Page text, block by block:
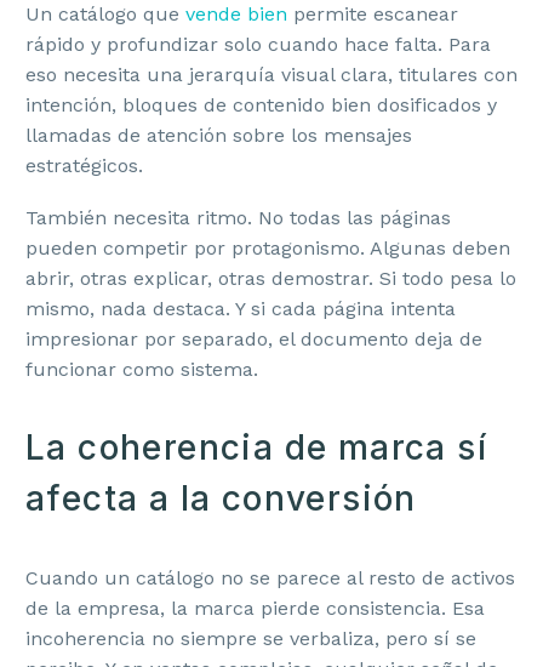
Un catálogo que vende bien permite escanear
rápido y profundizar solo cuando hace falta. Para
eso necesita una jerarquía visual clara, titulares con
intención, bloques de contenido bien dosificados y
llamadas de atención sobre los mensajes
estratégicos.
También necesita ritmo. No todas las páginas
pueden competir por protagonismo. Algunas deben
abrir, otras explicar, otras demostrar. Si todo pesa lo
mismo, nada destaca. Y si cada página intenta
impresionar por separado, el documento deja de
funcionar como sistema.
La coherencia de marca sí
afecta a la conversión
Cuando un catálogo no se parece al resto de activos
de la empresa, la marca pierde consistencia. Esa
incoherencia no siempre se verbaliza, pero sí se